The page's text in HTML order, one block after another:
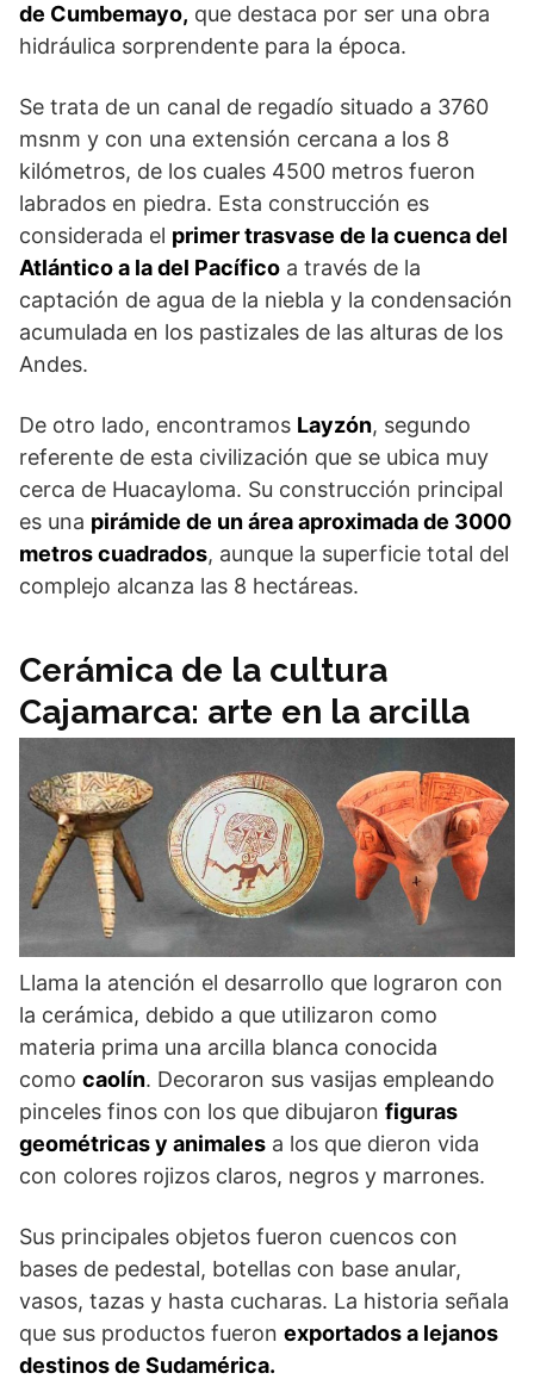
de Cumbemayo, que destaca por ser una obra
hidráulica sorprendente para la época.
Se trata de un canal de regadío situado a 3760
msnm y con una extensión cercana a los 8
kilómetros, de los cuales 4500 metros fueron
labrados en piedra. Esta construcción es
considerada el primer trasvase de la cuenca del
Atlántico a la del Pacífico a través de la
captación de agua de la niebla y la condensación
acumulada en los pastizales de las alturas de los
Andes.
De otro lado, encontramos Layzón, segundo
referente de esta civilización que se ubica muy
cerca de Huacayloma. Su construcción principal
es una pirámide de un área aproximada de 3000
metros cuadrados, aunque la superficie total del
complejo alcanza las 8 hectáreas.
Cerámica de la cultura
Cajamarca: arte en la arcilla
Llama la atención el desarrollo que lograron con
la cerámica, debido a que utilizaron como
materia prima una arcilla blanca conocida
como caolín. Decoraron sus vasijas empleando
pinceles finos con los que dibujaron figuras
geométricas y animales a los que dieron vida
con colores rojizos claros, negros y marrones.
Sus principales objetos fueron cuencos con
bases de pedestal, botellas con base anular,
vasos, tazas y hasta cucharas. La historia señala
que sus productos fueron exportados a lejanos
destinos de Sudamérica.